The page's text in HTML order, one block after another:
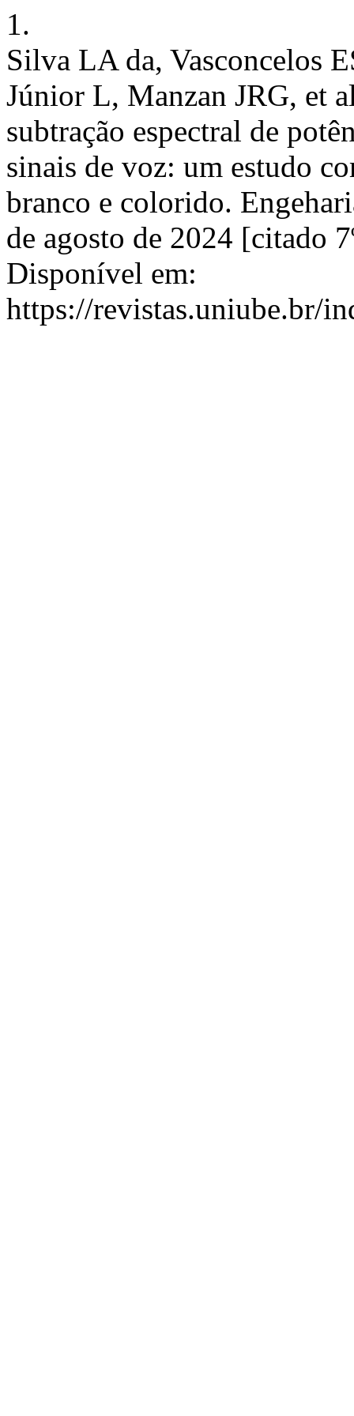
1.
Silva LA da, Vasconcelos
Júnior L, Manzan JRG, et
subtração espectral de
sinais de voz: um estudo
branco e colorido.
de agosto de 2024 [citado
Disponível em:
https://revistas.uniube.br/